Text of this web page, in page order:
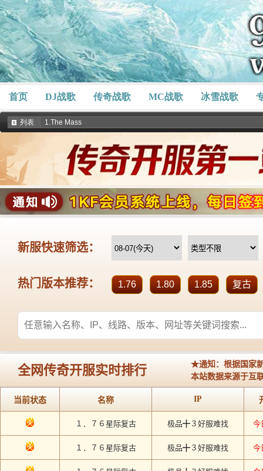
首页 DJ战歌 传奇战歌 MC战歌 冰雪战歌